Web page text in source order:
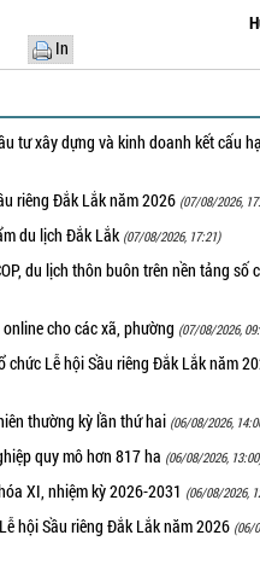
In
tư xây dựng và kinh doanh kết cấu
riêng Đắk Lắk năm 2026 (07/08/2026,
du lịch Đắk Lắk (07/08/2026, 17:21)
du lịch thôn buôn trên nền tảng số
cho các xã, phường (07/08/2026,
Lễ hội Sầu riêng Đắk Lắk năm
thường kỳ lần thứ hai (06/08/2026,
quy mô hơn 817 ha (06/08/2026,
XI, nhiệm kỳ 2026-2031 (06/08/2026,
hội Sầu riêng Đắk Lắk năm 2026 (06/